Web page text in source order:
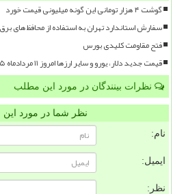
گوشت ۴ هزار تومانی این گونه میلیونی قیمت خورد
سفارش استاندارد تهران به استفاده از محافظ های
فتح مقاومت کلیدی بورس
قیمت جدید دلار، یورو و سایر ارزها امروز ۱۱ مردادماه ۱۴۰۵
نظرات بینندگان در مورد این مطلب
نظر شما در مورد
نام:
ایمیل:
نظر: